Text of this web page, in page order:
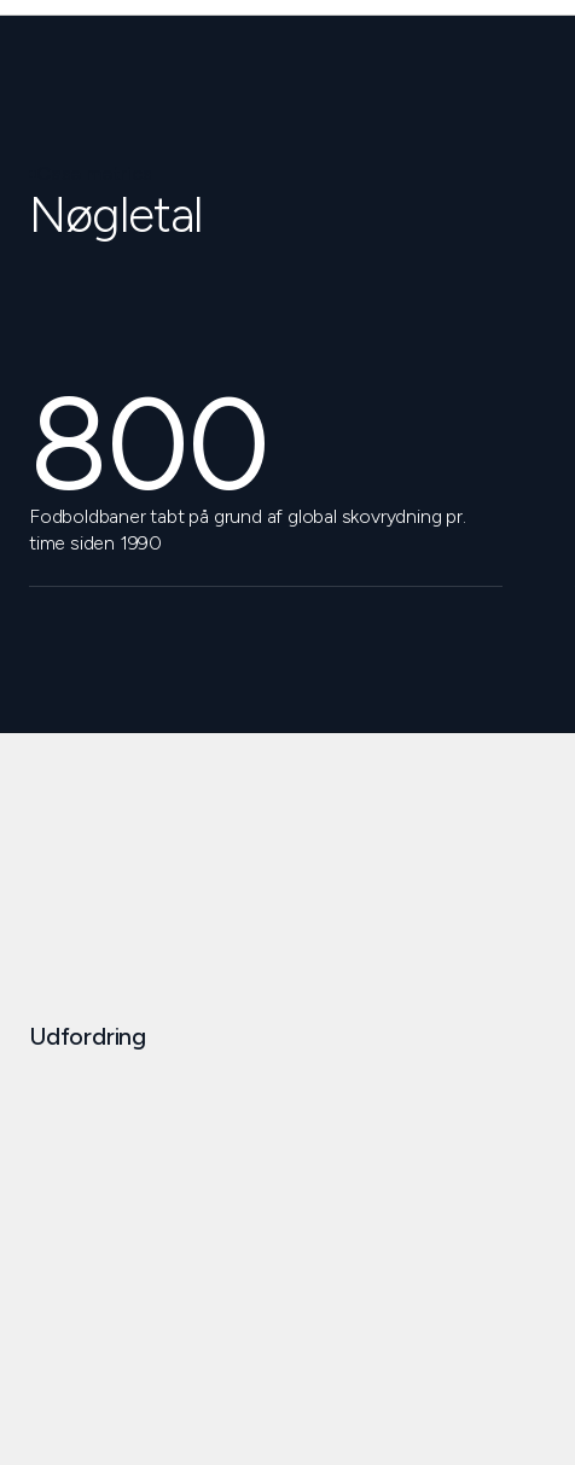
Nøgletal
800
Fodboldbaner tabt på grund af global skovrydning pr.
time siden 1990
Udfordring